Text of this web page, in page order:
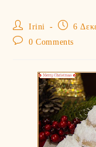
Irini 6
0 Comments